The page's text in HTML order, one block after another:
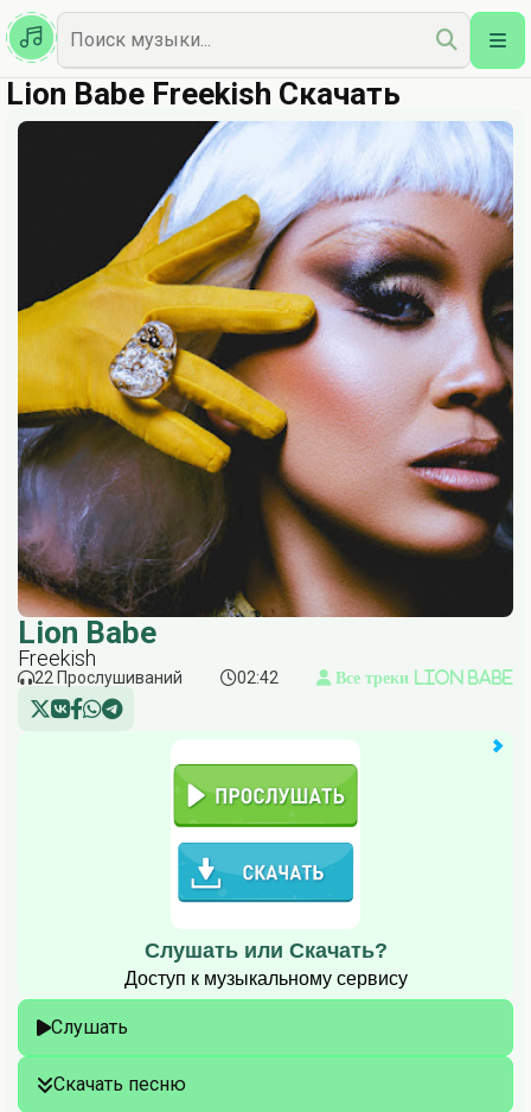
Казахская
Наш Топ
Lion Babe Freekish Скачать
Lion Babe
Freekish
22 Прослушиваний 02:42 Все треки Lion Babe
Слушать или Скачать?
Доступ к музыкальному сервису
Слушать
Скачать песню